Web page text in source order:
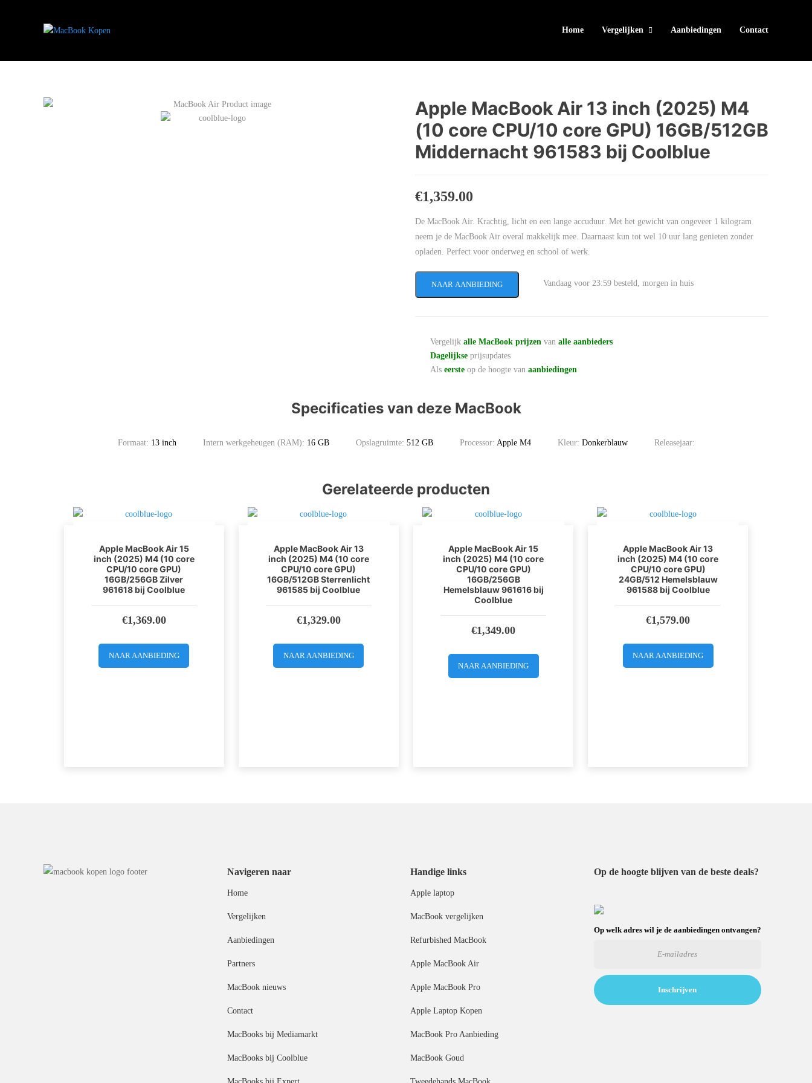
Home Vergelijken Aanbiedingen Contact
Apple MacBook Air 13 inch (2025) M4
(10 core CPU/10 core GPU) 16GB/512GB
Middernacht 961583 bij Coolblue
€1,359.00
De MacBook Air. Krachtig, licht en een lange accuduur. Met het gewicht van ongeveer 1 kilogram
neem je de MacBook Air overal makkelijk mee. Daarnaast kun tot wel 10 uur lang genieten zonder
opladen. Perfect voor onderweg en school of werk.
NAAR AANBIEDING Vandaag voor 23:59 besteld, morgen in huis
Vergelijk alle MacBook prijzen van alle aanbieders
Dagelijkse prijsupdates
Als eerste op de hoogte van aanbiedingen
Specificaties van deze MacBook
Formaat: 13 inch Intern werkgeheugen (RAM): 16 GB Opslagruimte: 512 GB Processor: Apple M4 Kleur: Donkerblauw Releasejaar:
Gerelateerde producten
Apple MacBook Air 15
inch (2025) M4 (10 core
CPU/10 core GPU)
16GB/256GB Zilver
961618 bij Coolblue
€1,369.00
NAAR AANBIEDING
Apple MacBook Air 13
inch (2025) M4 (10 core
CPU/10 core GPU)
16GB/512GB Sterrenlicht
961585 bij Coolblue
€1,329.00
NAAR AANBIEDING
Apple MacBook Air 15
inch (2025) M4 (10 core
CPU/10 core GPU)
16GB/256GB
Hemelsblauw 961616 bij
Coolblue
€1,349.00
NAAR AANBIEDING
Apple MacBook Air 13
inch (2025) M4 (10 core
CPU/10 core GPU)
24GB/512 Hemelsblauw
961588 bij Coolblue
€1,579.00
NAAR AANBIEDING
Navigeren naar
Home
Vergelijken
Aanbiedingen
Partners
MacBook nieuws
Contact
MacBooks bij Mediamarkt
MacBooks bij Coolblue
Handige links
Apple laptop
MacBook vergelijken
Refurbished MacBook
Apple MacBook Air
Apple MacBook Pro
Apple Laptop Kopen
MacBook Pro Aanbieding
MacBook Goud
Op de hoogte blijven van de beste deals?
Op welk adres wil je de aanbiedingen ontvangen?